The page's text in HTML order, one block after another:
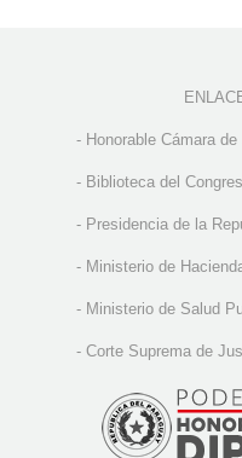
- Honorable Cámara
- Biblioteca del
- Presidencia de la
- Ministerio de
- Ministerio de Salud
- Corte Suprema de